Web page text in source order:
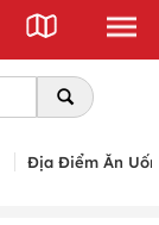
Địa Điểm Ăn